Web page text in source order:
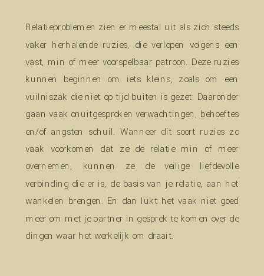
Relatieproblemen zien er meestal uit als zich steeds
vaker herhalende ruzies, die verlopen volgens een
vast, min of meer voorspelbaar patroon. Deze ruzies
kunnen beginnen om iets kleins, zoals om een
vuilniszak die niet op tijd buiten is gezet. Daaronder
gaan vaak onuitgesproken verwachtingen, behoeftes
en/of angsten schuil. Wanneer dit soort ruzies zo
vaak voorkomen dat ze de relatie min of meer
overnemen, kunnen ze de veilige liefdevolle
verbinding die er is, de basis van je relatie, aan het
wankelen brengen. En dan lukt het vaak niet goed
meer om met je partner in gesprek te komen over de
dingen waar het werkelijk om draait.